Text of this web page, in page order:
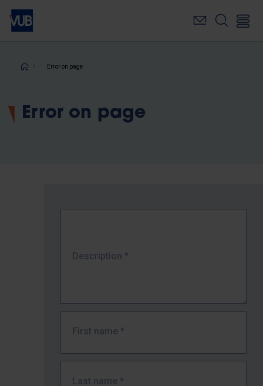
Skip
main
Breadcrumb
Error on page
Error on page
Description *
First name *
Last name *